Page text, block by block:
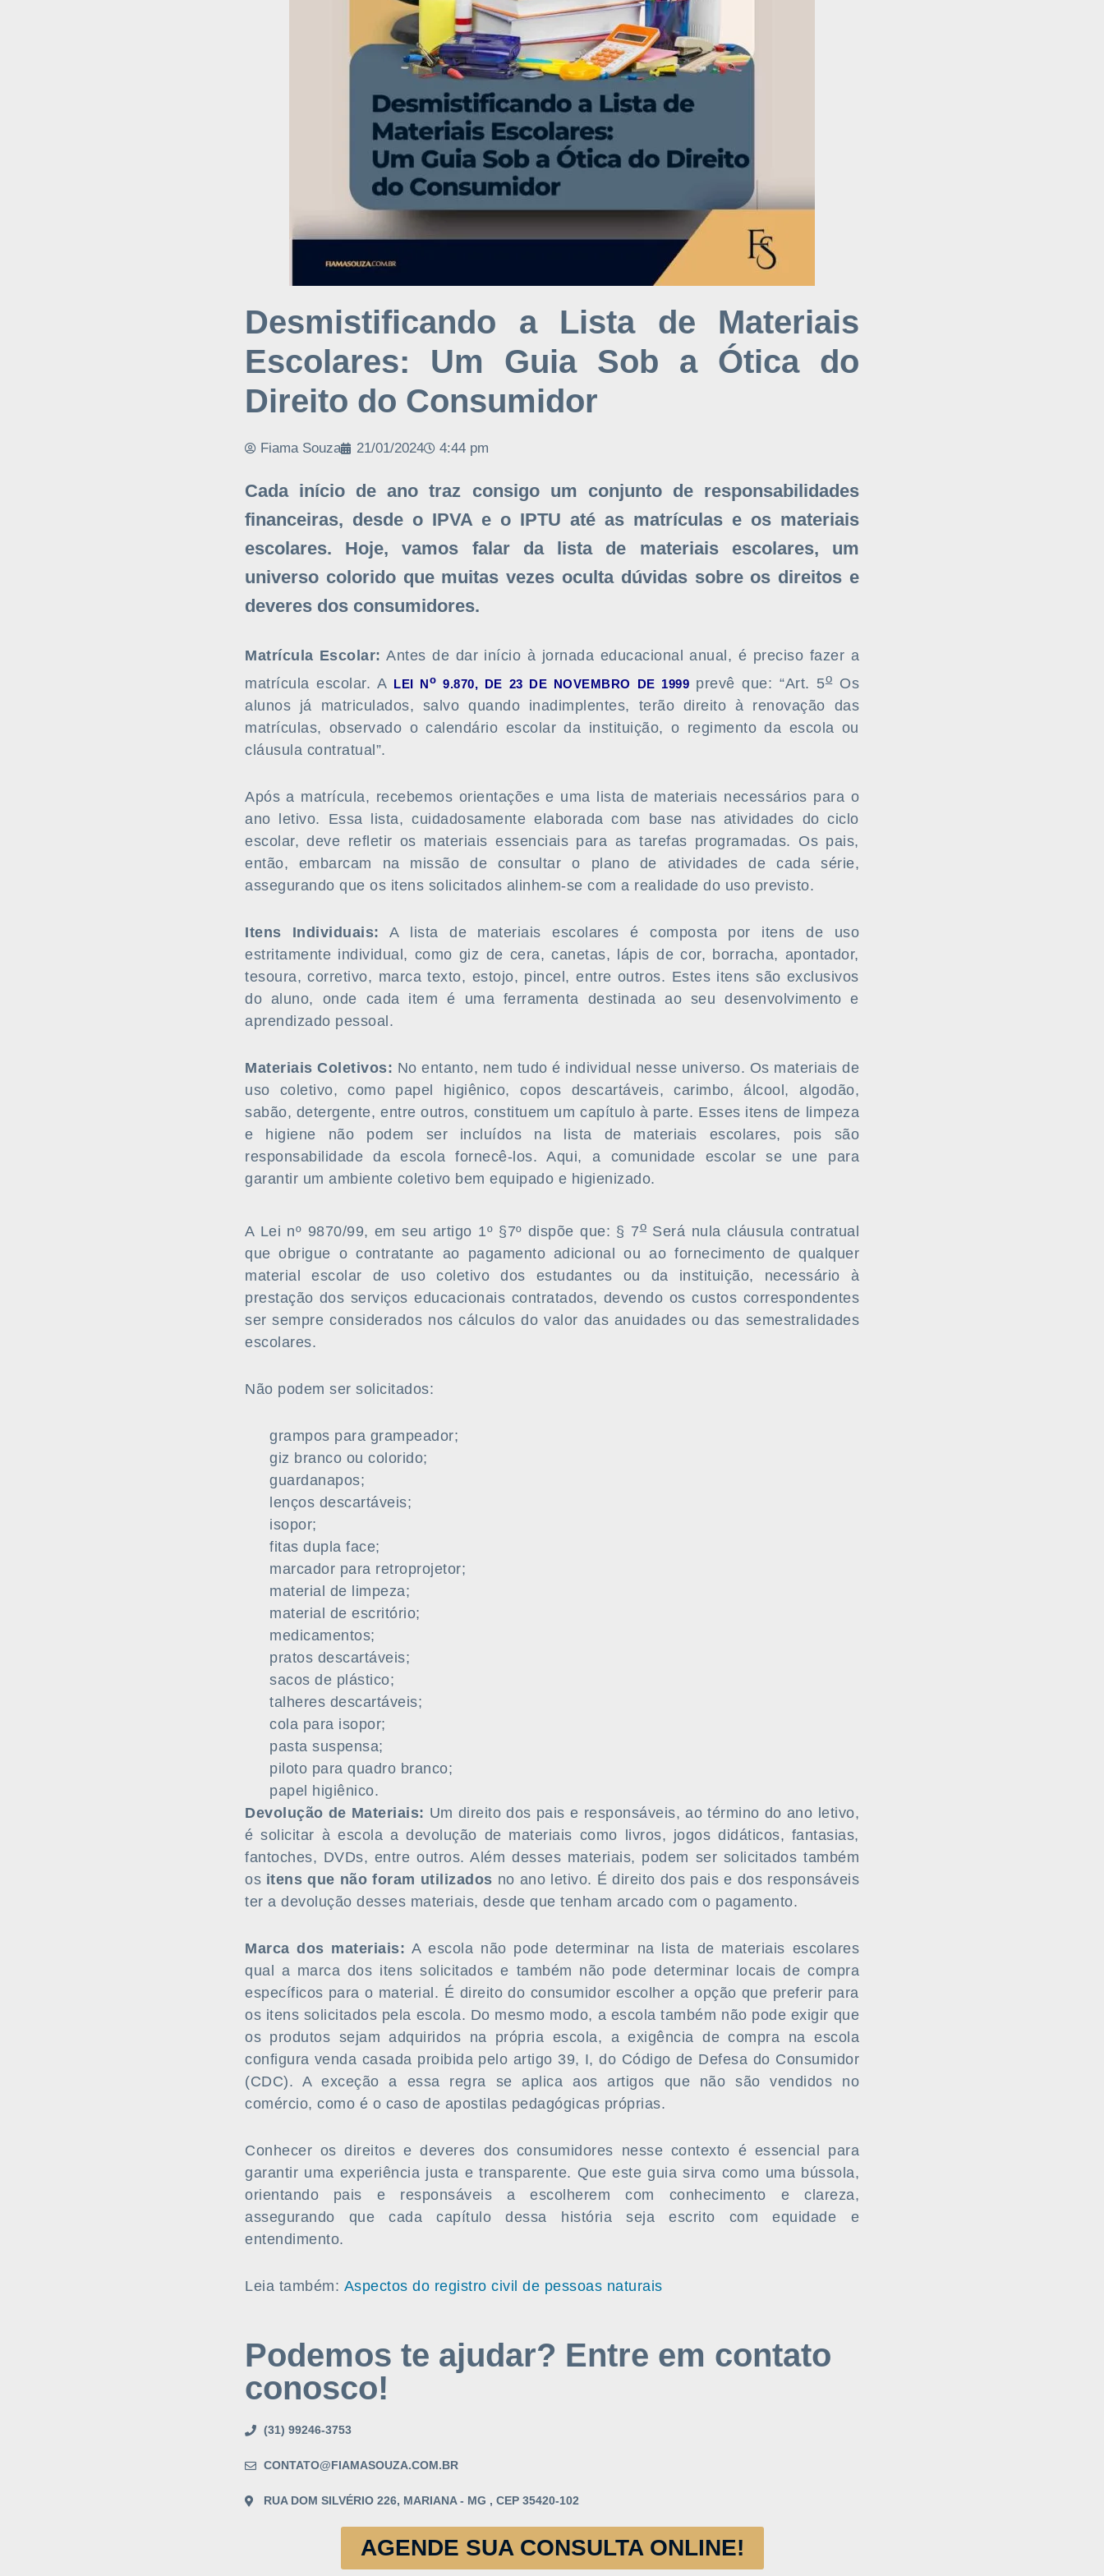
Desmistificando a Lista de Materiais
Escolares: Um Guia Sob a Ótica do
Direito do Consumidor
Fiama Souza 21/01/2024 4:44 pm
Cada início de ano traz consigo um conjunto de responsabilidades
financeiras, desde o IPVA e o IPTU até as matrículas e os materiais
escolares. Hoje, vamos falar da lista de materiais escolares, um
universo colorido que muitas vezes oculta dúvidas sobre os direitos e
deveres dos consumidores.
Matrícula Escolar: Antes de dar início à jornada educacional anual, é preciso fazer a
matrícula escolar. A LEI No 9.870, DE 23 DE NOVEMBRO DE 1999 prevê que: “Art. 5oOs
alunos já matriculados, salvo quando inadimplentes, terão direito à renovação das
matrículas, observado o calendário escolar da instituição, o regimento da escola ou
cláusula contratual”.
Após a matrícula, recebemos orientações e uma lista de materiais necessários para o
ano letivo. Essa lista, cuidadosamente elaborada com base nas atividades do ciclo
escolar, deve refletir os materiais essenciais para as tarefas programadas. Os pais,
então, embarcam na missão de consultar o plano de atividades de cada série,
assegurando que os itens solicitados alinhem-se com a realidade do uso previsto.
Itens Individuais: A lista de materiais escolares é composta por itens de uso
estritamente individual, como giz de cera, canetas, lápis de cor, borracha, apontador,
tesoura, corretivo, marca texto, estojo, pincel, entre outros. Estes itens são exclusivos
do aluno, onde cada item é uma ferramenta destinada ao seu desenvolvimento e
aprendizado pessoal.
Materiais Coletivos: No entanto, nem tudo é individual nesse universo. Os materiais de
uso coletivo, como papel higiênico, copos descartáveis, carimbo, álcool, algodão,
sabão, detergente, entre outros, constituem um capítulo à parte. Esses itens de limpeza
e higiene não podem ser incluídos na lista de materiais escolares, pois são
responsabilidade da escola fornecê-los. Aqui, a comunidade escolar se une para
garantir um ambiente coletivo bem equipado e higienizado.
A Lei nº 9870/99, em seu artigo 1º §7º dispõe que: § 7o Será nula cláusula contratual
que obrigue o contratante ao pagamento adicional ou ao fornecimento de qualquer
material escolar de uso coletivo dos estudantes ou da instituição, necessário à
prestação dos serviços educacionais contratados, devendo os custos correspondentes
ser sempre considerados nos cálculos do valor das anuidades ou das semestralidades
escolares.
Não podem ser solicitados:
grampos para grampeador;
giz branco ou colorido;
guardanapos;
lenços descartáveis;
isopor;
fitas dupla face;
marcador para retroprojetor;
material de limpeza;
material de escritório;
medicamentos;
pratos descartáveis;
sacos de plástico;
talheres descartáveis;
cola para isopor;
pasta suspensa;
piloto para quadro branco;
papel higiênico.
Devolução de Materiais: Um direito dos pais e responsáveis, ao término do ano letivo,
é solicitar à escola a devolução de materiais como livros, jogos didáticos, fantasias,
fantoches, DVDs, entre outros. Além desses materiais, podem ser solicitados também
os itens que não foram utilizados no ano letivo. É direito dos pais e dos responsáveis
ter a devolução desses materiais, desde que tenham arcado com o pagamento.
Marca dos materiais: A escola não pode determinar na lista de materiais escolares
qual a marca dos itens solicitados e também não pode determinar locais de compra
específicos para o material. É direito do consumidor escolher a opção que preferir para
os itens solicitados pela escola. Do mesmo modo, a escola também não pode exigir que
os produtos sejam adquiridos na própria escola, a exigência de compra na escola
configura venda casada proibida pelo artigo 39, I, do Código de Defesa do Consumidor
(CDC). A exceção a essa regra se aplica aos artigos que não são vendidos no
comércio, como é o caso de apostilas pedagógicas próprias.
Conhecer os direitos e deveres dos consumidores nesse contexto é essencial para
garantir uma experiência justa e transparente. Que este guia sirva como uma bússola,
orientando pais e responsáveis a escolherem com conhecimento e clareza,
assegurando que cada capítulo dessa história seja escrito com equidade e
entendimento.
Leia também: Aspectos do registro civil de pessoas naturais
Podemos te ajudar? Entre em contato
conosco!
(31) 99246-3753
CONTATO@FIAMASOUZA.COM.BR
RUA DOM SILVÉRIO 226, MARIANA - MG , CEP 35420-102
AGENDE SUA CONSULTA ONLINE!